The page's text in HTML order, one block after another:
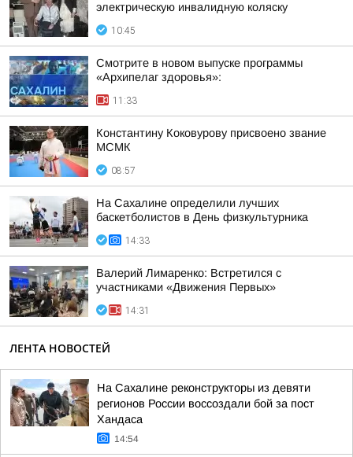
электрическую инвалидную коляску
10:45
Смотрите в новом выпуске программы
«Архипелаг здоровья»:
11:33
Константину Коковурову присвоено звание
МСМК
08:57
На Сахалине определили лучших
баскетболистов в День физкультурника
14:33
Валерий Лимаренко: Встретился с
участниками «Движения Первых»
14:31
ЛЕНТА НОВОСТЕЙ
На Сахалине реконструкторы из девяти
регионов России воссоздали бой за пост
Хандаса
14:54